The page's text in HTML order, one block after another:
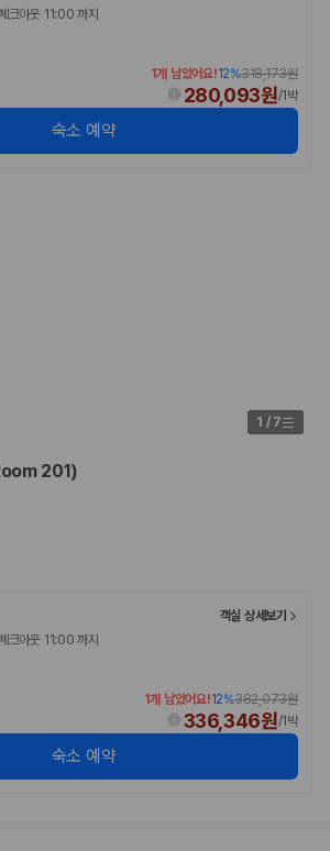
틀 조건을 함께 확인하세요
위치와 셔틀 편의성에 따라 실제 이용 만족도가
카 사무실까지의 이동 조건을 가격과 함께 비교
종별 가격비교
적합하며 제주 렌트카 최저가를 찾는 사용자
이상 가족 여행에 적합하며 인원수, 짐 공간, 보
지 비교해야 진짜 가격비교입
건에 따라 실제 부담 금액이 달라질 수 있습니
돕습니다.
시 일정 금액의 면책금이 발생할 수 있습니다.
보장 조건을 원하는 사용자에게 적합합니다.
택한 렌트카 가격비교 플랫폼
아웃 11:00 까지
1개 남았어요!12%318,173원
280,093원/1박
숙소 예약
1 / 7
201)
객실 상세보기
아웃 11:00 까지
1개 남았어요!12%382,073원
336,346원/1박
숙소 예약